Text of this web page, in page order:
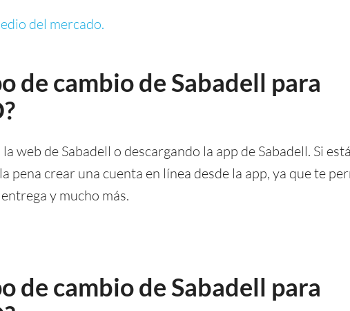
del mercado.
de cambio de Sabadell para
web de Sabadell o descargando la app de Sabadell. Si
pena crear una cuenta en línea desde la app, ya que te
y mucho más.
de cambio de Sabadell para